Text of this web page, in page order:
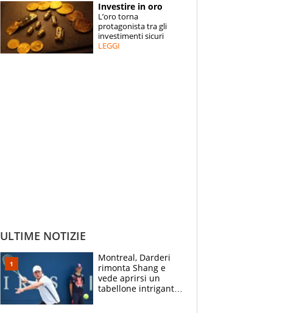
ESPERTI
CONTATTI
Investire in oro
L’oro torna
protagonista tra gli
investimenti sicuri
LEGGI
ULTIME NOTIZIE
Montreal, Darderi
rimonta Shang e
vede aprirsi un
tabellone intrigante: